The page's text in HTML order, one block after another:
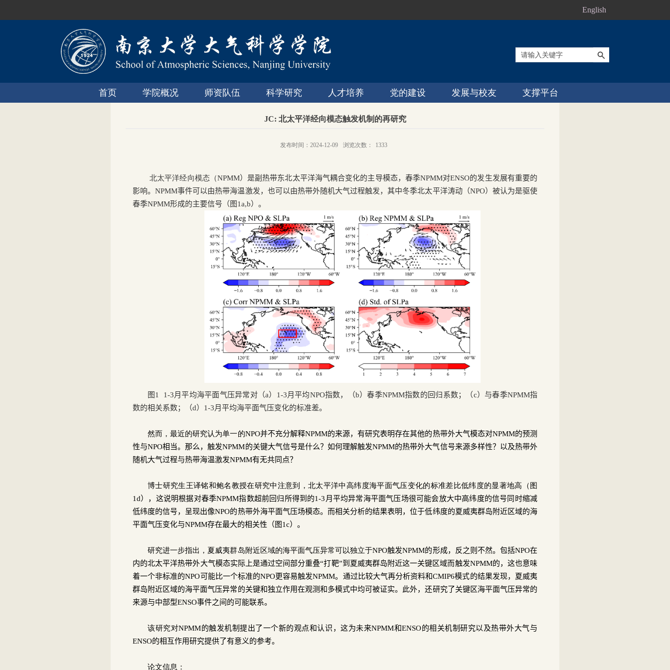
English
首页 学院概况 师资队伍 科学研究 人才培养 党的建设 发展与校友 支撑平台
JC: 北太平洋经向模态触发机制的再研究
发布时间：2024-12-09 浏览次数： 1333
北太平洋经向模态（NPMM）是副热带东北太平洋海气耦合变化的主导模态，春季NPMM对ENSO的发生发展有重要的
影响。NPMM事件可以由热带海温激发，也可以由热带外随机大气过程触发，其中冬季北太平洋涛动（NPO）被认为是驱使
春季NPMM形成的主要信号（图1a,b）。
图1 1-3月平均海平面气压异常对（a） 1-3月平均NPO指数，（b）春季NPMM指数的回归系数；（c）与春季NPMM指
数的相关系数；（d） 1-3月平均海平面气压变化的标准差。
然而，最近的研究认为单一的NPO并不充分解释NPMM的来源，有研究表明存在其他的热带外大气模态对NPMM的预测
性与NPO相当。那么，触发NPMM的关键大气信号是什么？如何理解触发NPMM的热带外大气信号来源多样性？以及热带外
随机大气过程与热带海温激发NPMM有无共同点？
博士研究生王译铭和鲍名教授在研究中注意到，北太平洋中高纬度海平面气压变化的标准差比低纬度的显著地高（图
1d），这说明根据对春季NPMM指数超前回归所得到的1-3 月平均异常海平面气压场很可能会放大中高纬度的信号同时缩减
低纬度的信号，呈现出像NPO的热带外海平面气压场模态。而相关分析的结果表明，位于低纬度的夏威夷群岛附近区域的海
平面气压变化与NPMM存在最大的相关性（图1c）。
研究进一步指出，夏威夷群岛附近区域的海平面气压异常可以独立于NPO触发NPMM的形成，反之则不然。包括NPO在
内的北太平洋热带外大气模态实际上是通过空间部分重叠“打靶”到夏威夷群岛附近这一关键区域而触发NPMM的，这也意味
着一个非标准的NPO可能比一个标准的NPO更容易触发NPMM。通过比较大气再分析资料和CMIP6模式的结果发现，夏威夷
群岛附近区域的海平面气压异常的关键和独立作用在观测和多模式中均可被证实。此外，还研究了关键区海平面气压异常的
来源与中部型ENSO事件之间的可能联系。
该研究对NPMM的触发机制提出了一个新的观点和认识，这为未来NPMM和ENSO的相关机制研究以及热带外大气与
ENSO的相互作用研究提供了有意义的参考。
论文信息：